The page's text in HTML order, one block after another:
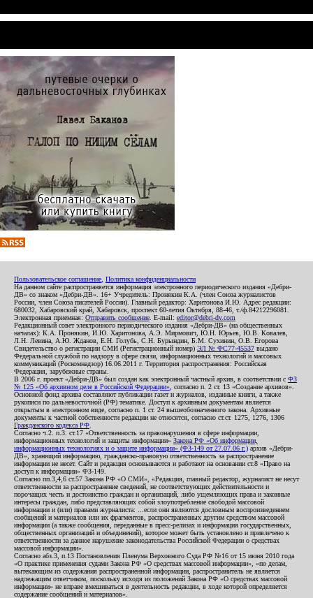
Пользовательское соглашение Политика конфиденциальности
На данном сайте распространяется информация электронного периодического издания «Дебри-
ДВ» со знаком «Дебри-ДВ». 16+ Учредитель: Пронякин К.А. (член Союза журналистов
России, член Союза писателей России). Главный редактор: Харитонова И.Ю. Адрес редакции:
680032, Хабаровский край, Хабаровск, проспект 60-летия Октября, 88-46, т./ф.84212296081.
Электронная приемная: Отправить сообщение . E-mail: editor@debri-dv.com
Редакционный совет электронного периодического издания «Дебри-ДВ» (на общественных
началах): К.А. Пронякин, И.Ю. Харитонова, А.Э. Мирмович, Ю.Н. Юрьев, Ю.В. Ковалев,
Л.Н. Левина, А.Ю. Жданов, Е.Н. Голубь, С.Н. Бурындин, Б.М. Сухинин, О.В. Егорова
Свидетельство о регистрации СМИ (Регистрационный номер) ЭЛ № ФС77-45537 выдано
Федеральной службой по надзору в сфере связи, информационных технологий и массовых
коммуникаций (Роскомнадзор) 16.06.2011 г. Территория распространения: Российская
Федерация, зарубежные страны.
В 2006 г. проект «Дебри-ДВ» был создан как электронный частный архив, в соответствии с ФЗ
№ 125 «Об архивном деле в Российской Федерации» , согласно п. 2 ст. 13 «Создание архивов».
Основной фонд архива составляют публикации газет и журналов, изданные книги, а также
рукописи по дальневосточной (РФ) тематике. Доступ к архивным документам является
открытым в электронном виде, согласно п. 1 ст. 24 вышеобозначенного закона. Архивные
документы к частной собственности редакции не относятся, согласно ст.ст. 1275, 1276, 1306
Гражданского кодекса РФ
Согласно ч.2. п.3. ст.17 «Ответственность за правонарушения в сфере информации,
информационных технологий и защиты информации» Закона РФ «Об информации,
информационных технологиях и о защите информации» (ФЗ-149 от 27.07.06 г.) архив «Дебри-
ДВ», хранящий информацию, гражданско-правовую ответственность за распространение
информации не несет. Сайт и редакция основываются и работают на основании ст.8 «Право на
доступ к информации» ФЗ-149.
Согласно пп.3,4,6 ст.57 Закона РФ «О СМИ», «Редакция, главный редактор, журналист не несут
ответственности за распространение сведений, не соответствующих действительности и
порочащих честь и достоинство граждан и организаций, либо ущемляющих права и законные
интересы граждан, либо представляющих собой злоупотребление свободой массовой
информации и (или) правами журналиста: ...если они являются дословным воспроизведением
сообщений и материалов или их фрагментов, распространенных другим средством массовой
информации (а также сообщения, переданные в пресс-релизах и информация государственных,
общественных организаций и объединений), которое может быть установлено и привлечено к
ответственности за данное нарушение законодательства Российской Федерации о средствах
массовой информации».
Согласно абз.3, п.13 Постановления Пленума Верховного Суда РФ №16 от 15 июня 2010 года
«О практике применения судами Закона РФ «О средствах массовой информации», «по делам,
вытекающим из содержания распространенной информации, распространитель не является
надлежащим ответчиком, поскольку исходя из положений Закона РФ «О средствах массовой
информации» не вправе вмешиваться в деятельность редакции, в ходе которой определяется
содержание сообщений и материалов».